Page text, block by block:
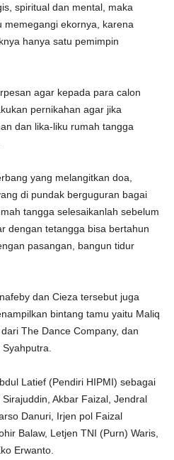
spiritual dan mental, maka
ekornya, karena
hanya satu pemimpin
agar kepada para calon
pernikahan agar jika
dan lika-liku rumah tangga
yang melangitkan doa,
di pundak berguguran bagai
tangga selesaikanlah sebelum
dengan tetangga bisa bertahun
pasangan, bangun tidur
dan Cieza tersebut juga
bintang tamu yaitu Maliq
The Dance Company, dan
Latief (Pendiri HIPMI) sebagai
Akbar Faizal, Jendral
Danuri, Irjen pol Faizal
Balaw, Letjen TNI (Purn) Waris,
Erwanto.